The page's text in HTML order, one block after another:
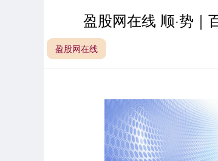
盈股网在线 顺·势｜
盈股网在线